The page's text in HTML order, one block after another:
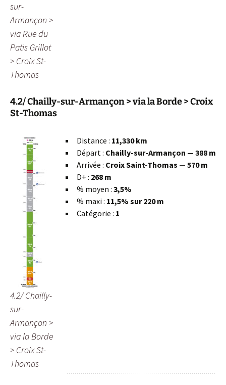
sur-
Armançon >
via Rue du
Patis Grillot
> Croix St-
Thomas
4.2/ Chailly-sur-Armançon > via la Borde > Croix
St-Thomas
4.2/ Chailly-
sur-
Armançon >
via la Borde
> Croix St-
Thomas
Distance : 11,330 km
Départ : Chailly-sur-Armançon — 388 m
Arrivée : Croix Saint-Thomas — 570 m
D+ : 268 m
% moyen : 3,5%
% maxi : 11,5% sur 220 m
Catégorie : 1